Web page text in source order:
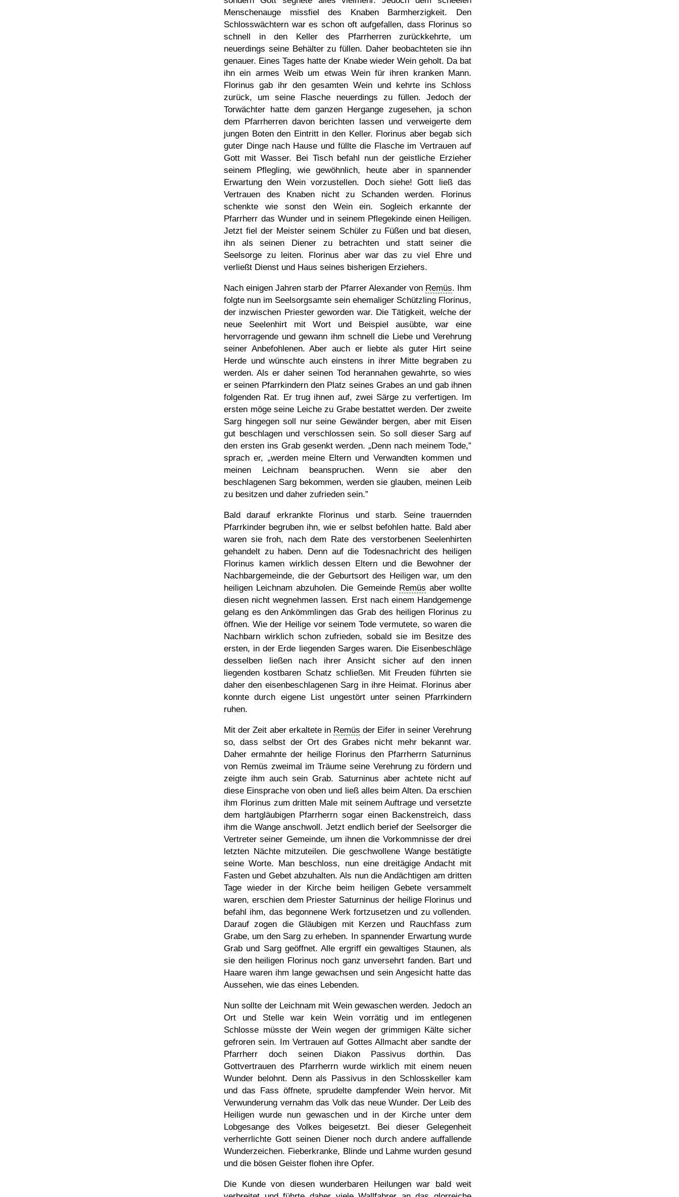
Menschenauge missfiel des Knaben Barmherzigkeit. Den
Schlosswächtern war es schon oft aufgefallen, dass Florinus so
schnell in den Keller des Pfarrherren zurückkehrte, um
neuerdings seine Behälter zu füllen. Daher beobachteten sie ihn
genauer. Eines Tages hatte der Knabe wieder Wein geholt. Da bat
ihn ein armes Weib um etwas Wein für ihren kranken Mann.
Florinus gab ihr den gesamten Wein und kehrte ins Schloss
zurück, um seine Flasche neuerdings zu füllen. Jedoch der
Torwächter hatte dem ganzen Hergange zugesehen, ja schon
dem Pfarrherren davon berichten lassen und verweigerte dem
jungen Boten den Eintritt in den Keller. Florinus aber begab sich
guter Dinge nach Hause und füllte die Flasche im Vertrauen auf
Gott mit Wasser. Bei Tisch befahl nun der geistliche Erzieher
seinem Pflegling, wie gewöhnlich, heute aber in spannender
Erwartung den Wein vorzustellen. Doch siehe! Gott ließ das
Vertrauen des Knaben nicht zu Schanden werden. Florinus
schenkte wie sonst den Wein ein. Sogleich erkannte der
Pfarrherr das Wunder und in seinem Pflegekinde einen Heiligen.
Jetzt fiel der Meister seinem Schüler zu Füßen und bat diesen,
ihn als seinen Diener zu betrachten und statt seiner die
Seelsorge zu leiten. Florinus aber war das zu viel Ehre und
verließt Dienst und Haus seines bisherigen Erziehers.
Nach einigen Jahren starb der Pfarrer Alexander von Remüs. Ihm
folgte nun im Seelsorgsamte sein ehemaliger Schützling Florinus,
der inzwischen Priester geworden war. Die Tätigkeit, welche der
neue Seelenhirt mit Wort und Beispiel ausübte, war eine
hervorragende und gewann ihm schnell die Liebe und Verehrung
seiner Anbefohlenen. Aber auch er liebte als guter Hirt seine
Herde und wünschte auch einstens in ihrer Mitte begraben zu
werden. Als er daher seinen Tod herannahen gewahrte, so wies
er seinen Pfarrkindern den Platz seines Grabes an und gab ihnen
folgenden Rat. Er trug ihnen auf, zwei Särge zu verfertigen. Im
ersten möge seine Leiche zu Grabe bestattet werden. Der zweite
Sarg hingegen soll nur seine Gewänder bergen, aber mit Eisen
gut beschlagen und verschlossen sein. So soll dieser Sarg auf
den ersten ins Grab gesenkt werden. Denn nach meinem Tode,
sprach er,
werden meine Eltern und Verwandten kommen und
meinen Leichnam beanspruchen. Wenn sie aber den
beschlagenen Sarg bekommen, werden sie glauben, meinen Leib
zu besitzen und daher zufrieden sein.
Bald darauf erkrankte Florinus und starb. Seine trauernden
Pfarrkinder begruben ihn, wie er selbst befohlen hatte. Bald aber
waren sie froh, nach dem Rate des verstorbenen Seelenhirten
gehandelt zu haben. Denn auf die Todesnachricht des heiligen
Florinus kamen wirklich dessen Eltern und die Bewohner der
Nachbargemeinde, die der Geburtsort des Heiligen war, um den
heiligen Leichnam abzuholen. Die Gemeinde Remüs aber wollte
diesen nicht wegnehmen lassen. Erst nach einem Handgemenge
gelang es den Ankömmlingen das Grab des heiligen Florinus zu
öffnen. Wie der Heilige vor seinem Tode vermutete, so waren die
Nachbarn wirklich schon zufrieden, sobald sie im Besitze des
ersten, in der Erde liegenden Sarges waren. Die Eisenbeschläge
desselben ließen nach ihrer Ansicht sicher auf den innen
liegenden kostbaren Schatz schließen. Mit Freuden führten sie
daher den eisenbeschlagenen Sarg in ihre Heimat. Florinus aber
konnte durch eigene List ungestört unter seinen Pfarrkindern
ruhen.
Mit der Zeit aber erkaltete in Remüs der Eifer in seiner Verehrung
so, dass selbst der Ort des Grabes nicht mehr bekannt war.
Daher ermahnte der heilige Florinus den Pfarrherrn Saturninus
von Remüs zweimal im Träume seine Verehrung zu fördern und
zeigte ihm auch sein Grab. Saturninus aber achtete nicht auf
diese Einsprache von oben und ließ alles beim Alten. Da erschien
ihm Florinus zum dritten Male mit seinem Auftrage und versetzte
dem hartgläubigen Pfarrherrn sogar einen Backenstreich, dass
ihm die Wange anschwoll. Jetzt endlich berief der Seelsorger die
Vertreter seiner Gemeinde, um ihnen die Vorkommnisse der drei
letzten Nächte mitzuteilen. Die geschwollene Wange bestätigte
seine Worte. Man beschloss, nun eine dreitägige Andacht mit
Fasten und Gebet abzuhalten. Als nun die Andächtigen am dritten
Tage wieder in der Kirche beim heiligen Gebete versammelt
waren, erschien dem Priester Saturninus der heilige Florinus und
befahl ihm, das begonnene Werk fortzusetzen und zu vollenden.
Darauf zogen die Gläubigen mit Kerzen und Rauchfass zum
Grabe, um den Sarg zu erheben. In spannender Erwartung wurde
Grab und Sarg geöffnet. Alle ergriff ein gewaltiges Staunen, als
sie den heiligen Florinus noch ganz unversehrt fanden. Bart und
Haare waren ihm lange gewachsen und sein Angesicht hatte das
Aussehen, wie das eines Lebenden.
Nun sollte der Leichnam mit Wein gewaschen werden. Jedoch an
Ort und Stelle war kein Wein vorrätig und im entlegenen
Schlosse müsste der Wein wegen der grimmigen Kälte sicher
gefroren sein. Im Vertrauen auf Gottes Allmacht aber sandte der
Pfarrherr doch seinen Diakon Passivus dorthin. Das
Gottvertrauen des Pfarrherrn wurde wirklich mit einem neuen
Wunder belohnt. Denn als Passivus in den Schlosskeller kam
und das Fass öffnete, sprudelte dampfender Wein hervor. Mit
Verwunderung vernahm das Volk das neue Wunder. Der Leib des
Heiligen wurde nun gewaschen und in der Kirche unter dem
Lobgesange des Volkes beigesetzt. Bei dieser Gelegenheit
verherrlichte Gott seinen Diener noch durch andere auffallende
Wunderzeichen. Fieberkranke, Blinde und Lahme wurden gesund
und die bösen Geister flohen ihre Opfer.
Die Kunde von diesen wunderbaren Heilungen war bald weit